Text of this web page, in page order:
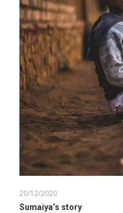
20/12/2020
Sumaiya’s story